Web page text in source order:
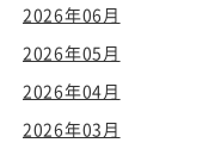
2026年06月
2026年05月
2026年04月
2026年03月